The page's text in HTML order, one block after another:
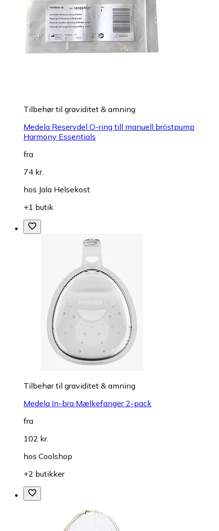
Tilbehør til graviditet & amning
Medela Reservdel O-ring till manuell bröstpump
Harmony Essentials
fra
74 kr.
hos Jala Helsekost
+1 butik
Tilbehør til graviditet & amning
Medela In-bra Mælkefanger 2-pack
fra
102 kr.
hos Coolshop
+2 butikker